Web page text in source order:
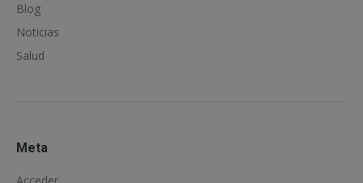
Blog
Noticias
Salud
Meta